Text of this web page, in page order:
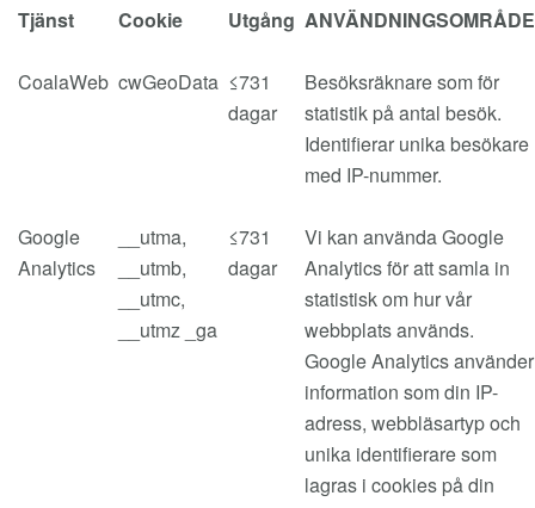
Tjänst Cookie Utgång ANVÄNDNINGSOMRÅDE
CoalaWeb cwGeoData ≤731
dagar
Besöksräknare som för
statistik på antal besök.
Identifierar unika besökare
med IP-nummer.
Google
Analytics
__utma,
__utmb,
__utmc,
__utmz _ga
≤731
dagar
Vi kan använda Google
Analytics för att samla in
statistisk om hur vår
webbplats används.
Google Analytics använder
information som din IP-
adress, webbläsartyp och
unika identifierare som
lagras i cookies på din